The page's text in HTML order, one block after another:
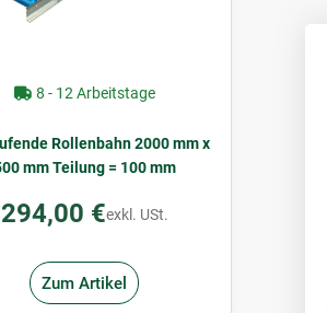
8 - 12 Arbeitstage
Rollenbahn 2000 mm x
mm Teilung = 100 mm
294,00 €exkl. USt.
Zum Artikel